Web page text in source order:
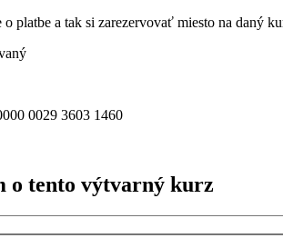
platbe a tak si zarezervovať miesto na daný
0029 3603 1460
o tento výtvarný kurz